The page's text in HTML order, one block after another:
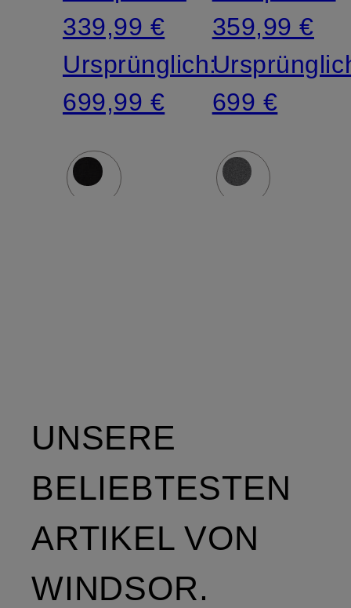
339,99 €
Ursprünglich:
699,99 €
359,99 €
699 €
UNSERE
BELIEBTESTEN
ARTIKEL VON
WINDSOR.